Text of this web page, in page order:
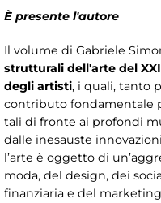
È presente l'autore
Il volume di Gabriele
strutturali dell'arte del
degli artisti, i quali, tanto
contributo fondamentale
tali di fronte ai profondi
dalle inesauste
l’arte è oggetto di
moda, del design, dei
finanziaria e del